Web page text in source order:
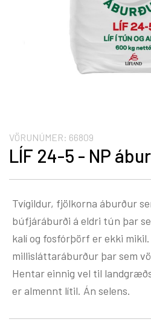
VÖRUNÚMER: 66809
LÍF 24-5 - NP
Tvígildur, fjölkorna áburður
búfjáráburði á eldri tún þar
kalí og fosfórþörf er ekki
millisláttaráburður þar sem
Hentar einnig vel til
er almennt lítil. Án selens.